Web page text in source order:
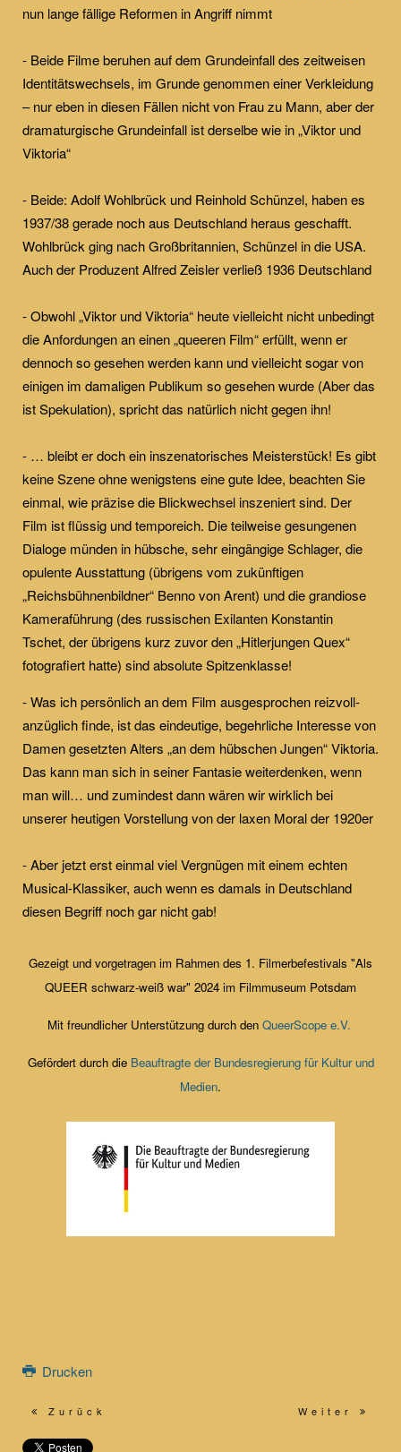
nun lange fällige Reformen in Angriff nimmt
- Beide Filme beruhen auf dem Grundeinfall des zeitweisen
Identitätswechsels, im Grunde genommen einer Verkleidung
– nur eben in diesen Fällen nicht von Frau zu Mann, aber der
dramaturgische Grundeinfall ist derselbe wie in „Viktor und
Viktoria“
- Beide: Adolf Wohlbrück und Reinhold Schünzel, haben es
1937/38 gerade noch aus Deutschland heraus geschafft.
Wohlbrück ging nach Großbritannien, Schünzel in die USA.
Auch der Produzent Alfred Zeisler verließ 1936 Deutschland
- Obwohl „Viktor und Viktoria“ heute vielleicht nicht unbedingt
die Anfordungen an einen „queeren Film“ erfüllt, wenn er
dennoch so gesehen werden kann und vielleicht sogar von
einigen im damaligen Publikum so gesehen wurde (Aber das
ist Spekulation), spricht das natürlich nicht gegen ihn!
- … bleibt er doch ein inszenatorisches Meisterstück! Es gibt
keine Szene ohne wenigstens eine gute Idee, beachten Sie
einmal, wie präzise die Blickwechsel inszeniert sind. Der
Film ist flüssig und temporeich. Die teilweise gesungenen
Dialoge münden in hübsche, sehr eingängige Schlager, die
opulente Ausstattung (übrigens vom zukünftigen
„Reichsbühnenbildner“ Benno von Arent) und die grandiose
Kameraführung (des russischen Exilanten Konstantin
Tschet, der übrigens kurz zuvor den „Hitlerjungen Quex“
fotografiert hatte) sind absolute Spitzenklasse!
- Was ich persönlich an dem Film ausgesprochen reizvoll-
anzüglich finde, ist das eindeutige, begehrliche Interesse von
Damen gesetzten Alters „an dem hübschen Jungen“ Viktoria.
Das kann man sich in seiner Fantasie weiterdenken, wenn
man will… und zumindest dann wären wir wirklich bei
unserer heutigen Vorstellung von der laxen Moral der 1920er
- Aber jetzt erst einmal viel Vergnügen mit einem echten
Musical-Klassiker, auch wenn es damals in Deutschland
diesen Begriff noch gar nicht gab!
Gezeigt und vorgetragen im Rahmen des 1. Filmerbefestivals "Als
QUEER schwarz-weiß war" 2024 im Filmmuseum Potsdam
Mit freundlicher Unterstützung durch den QueerScope e.V.
Gefördert durch die Beauftragte der Bundesregierung für Kultur und
Medien.
Drucken
Zurück Weiter